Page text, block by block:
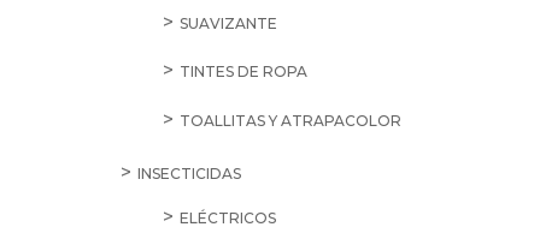
SUAVIZANTE
TINTES DE ROPA
TOALLITAS Y ATRAPACOLOR
INSECTICIDAS
ELÉCTRICOS